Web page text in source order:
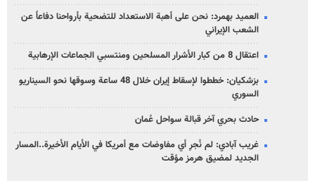
العميد بهمرد: نحن على أهبة الاستعداد للتضحية بأرواحنا دفاعاً عن
الشعب الإيراني
اعتقال 8 من كبار الأشرار المسلحين ومنتسبي الجماعات الإرهابية
بزشكيان: خططوا لإسقاط إيران خلال 48 ساعة وسوقها نحو السيناريو
السوري
حادث بحري آخر قبالة سواحل عُمان
غريب آبادي: لم نُجرِ أي مفاوضات مع أمريكا في الأيام الأخيرة..المسار
الجديد لمضيق هرمز مؤقت